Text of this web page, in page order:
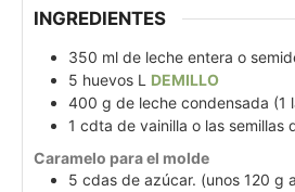
INGREDIENTES
350 ml de leche entera o
5 huevos L DEMILLO
400 g de leche condensada (1
1 cdta de vainilla o las semillas
Caramelo para el molde
5 cdas de azúcar. (unos 120 g